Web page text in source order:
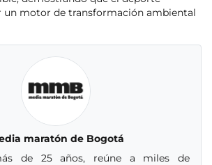
un motor de transformación ambiental
maratón de Bogotá
de 25 años, reúne a miles de